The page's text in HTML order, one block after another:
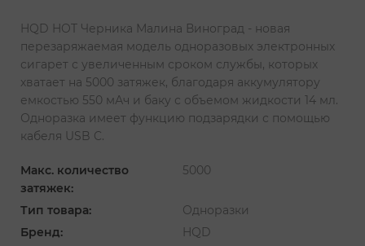
HQD HOT Черника Малина Виноград - новая
перезаряжаемая модель одноразовых электронных
сигарет с увеличенным сроком службы, которых
хватает на 5000 затяжек, благодаря аккумулятору
емкостью 550 мАч и баку с объемом жидкости 14 мл.
Одноразка имеет функцию подзарядки с помощью
кабеля USB C.
Макс. количество
затяжек:
5000
Тип товара:
Одноразки
Бренд:
HQD